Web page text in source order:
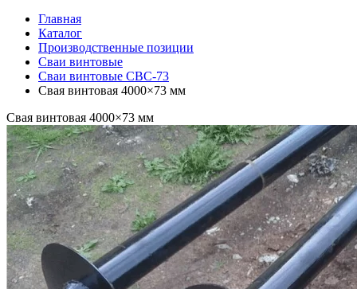
Главная
Каталог
Производственные позиции
Сваи винтовые
Сваи винтовые СВС-73
Свая винтовая 4000×73 мм
Свая винтовая 4000×73 мм